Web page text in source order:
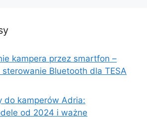
kampera przez smartfon –
Bluetooth dla TESA
do kamperów Adria:
od 2024 i ważne